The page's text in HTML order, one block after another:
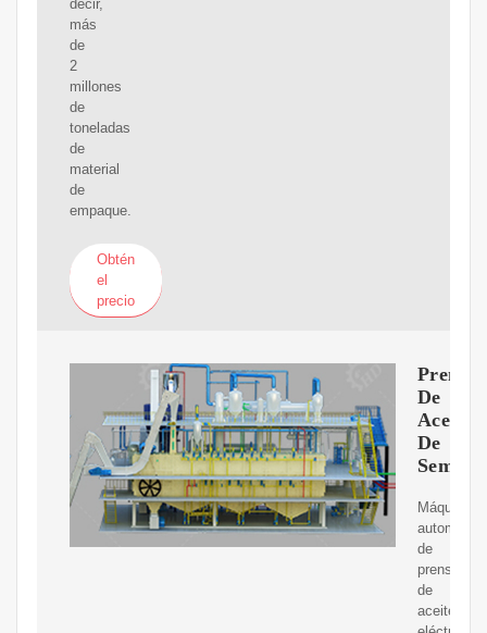
decir,
más
de
2
millones
de
toneladas
de
material
de
empaque.
Obtén
el
precio
Prensa
De
Aceite
De
Máquina
automática
de
prensa
de
aceite